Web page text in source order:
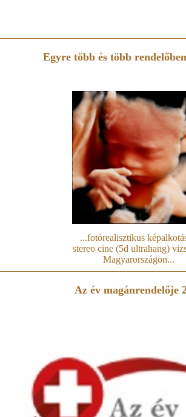
Egyre több és több
...fotórealisztikus
stereo cine (5d ultrahang)
Magyarországon...
Az év magánrendelője